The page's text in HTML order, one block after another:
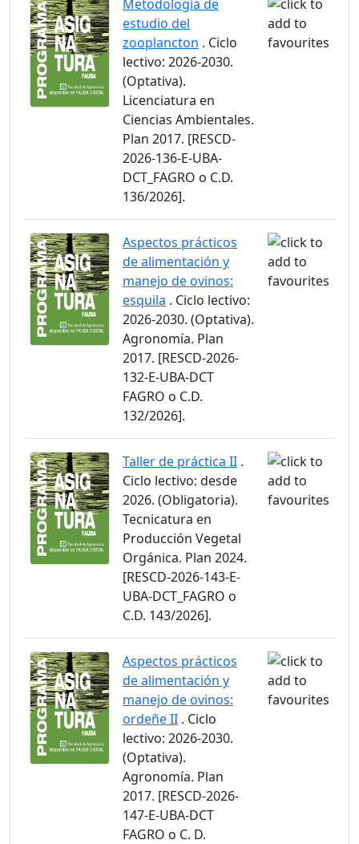
Metodología de
estudio del
zooplancton . Ciclo
lectivo: 2026-2030.
(Optativa).
Licenciatura en
Ciencias Ambientales.
Plan 2017. [RESCD-
2026-136-E-UBA-
DCT_FAGRO o C.D.
136/2026].
Aspectos prácticos
de alimentación y
manejo de ovinos:
esquila . Ciclo lectivo:
2026-2030. (Optativa).
Agronomía. Plan
2017. [RESCD-2026-
132-E-UBA-DCT
FAGRO o C.D.
132/2026].
Taller de práctica II .
Ciclo lectivo: desde
2026. (Obligatoria).
Tecnicatura en
Producción Vegetal
Orgánica. Plan 2024.
[RESCD-2026-143-E-
UBA-DCT_FAGRO o
C.D. 143/2026].
Aspectos prácticos
de alimentación y
manejo de ovinos:
ordeñe II . Ciclo
lectivo: 2026-2030.
(Optativa).
Agronomía. Plan
2017. [RESCD-2026-
147-E-UBA-DCT
FAGRO o C. D.